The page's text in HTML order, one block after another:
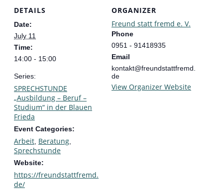
DETAILS
Date:
July 11
Time:
14:00 - 15:00
Series:
SPRECHSTUNDE
„Ausbildung – Beruf –
Studium“ in der Blauen
Frieda
Event Categories:
Arbeit Beratung
Sprechstunde
Website:
https://freundstattfremd.
de/
ORGANIZER
Freund statt fremd e. V.
Phone
0951 - 91418935
Email
kontakt@freundstattfremd.
de
View Organizer Website